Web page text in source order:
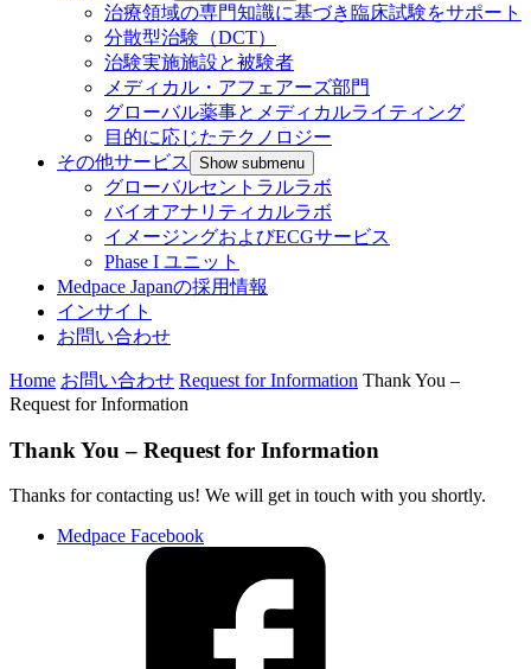
治療領域の専門知識に基づき臨床試験をサポート
分散型治験（DCT）
治験実施施設と被験者
メディカル・アフェアーズ部門
グローバル薬事とメディカルライティング
目的に応じたテクノロジー
その他サービス
Show submenu
グローバルセントラルラボ
バイオアナリティカルラボ
イメージングおよびECGサービス
Phase I ユニット
Medpace Japanの採用情報
インサイト
お問い合わせ
Home お問い合わせ Request for Information Thank You –
Request for Information
Thank You – Request for Information
Thanks for contacting us! We will get in touch with you shortly.
Medpace Facebook